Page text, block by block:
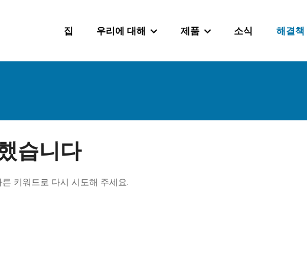
집 우리에 대해 제품 소식 해결책
습니다
키워드로 다시 시도해 주세요.